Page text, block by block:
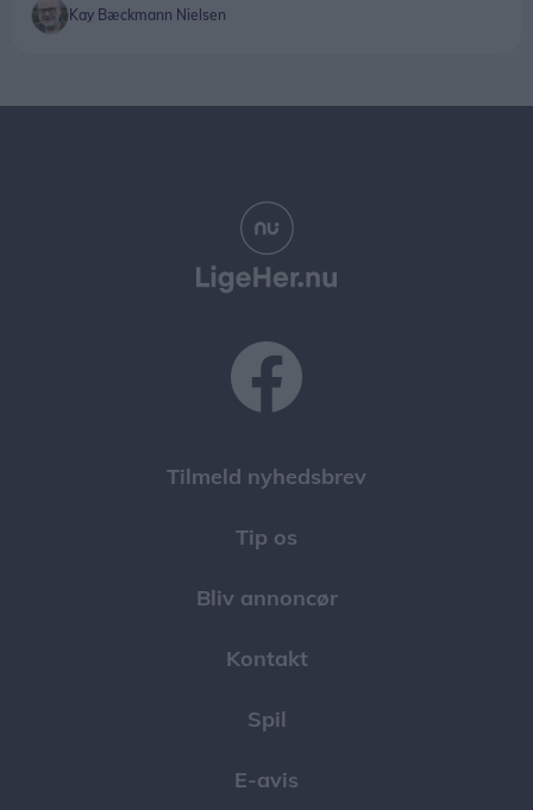
Kay Bæckmann Nielsen
Tilmeld nyhedsbrev
Tip os
Bliv annoncør
Kontakt
Spil
E-avis